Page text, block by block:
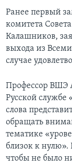
Ранее первый
комитета
Калашников,
выхода из
случае
Профессор ВШЭ
Русской службе
слова
обращать
тематике
близок к
чтобы не было